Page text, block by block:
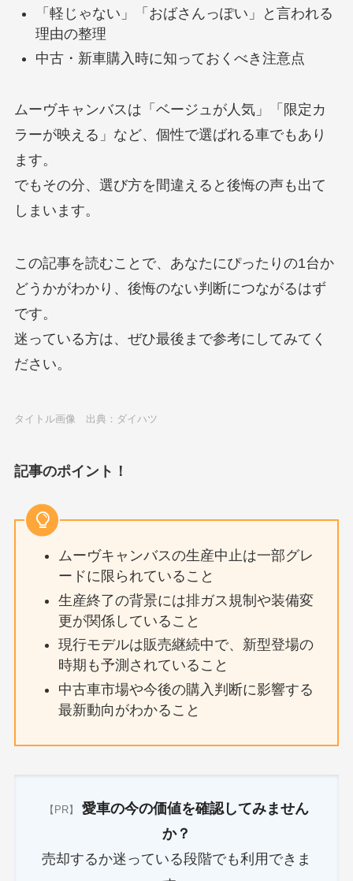
「軽じゃない」「おばさんっぽい」と言われる
理由の整理
中古・新車購入時に知っておくべき注意点
ムーヴキャンバスは「ベージュが人気」「限定カ
ラーが映える」など、個性で選ばれる車でもあり
ます。
でもその分、選び方を間違えると後悔の声も出て
しまいます。
この記事を読むことで、あなたにぴったりの1台か
どうかがわかり、後悔のない判断につながるはず
です。
迷っている方は、ぜひ最後まで参考にしてみてく
ださい。
タイトル画像 出典：ダイハツ
記事のポイント！
ムーヴキャンバスの生産中止は一部グレ
ードに限られていること
生産終了の背景には排ガス規制や装備変
更が関係していること
現行モデルは販売継続中で、新型登場の
時期も予測されていること
中古車市場や今後の購入判断に影響する
最新動向がわかること
【PR】
愛車の今の価値を確認してみません
か？
売却するか迷っている段階でも利用できま